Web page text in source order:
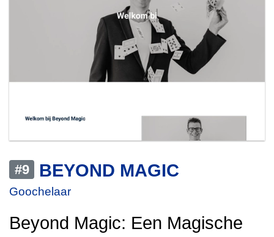
#9 BEYOND MAGIC
Goochelaar
Beyond Magic: Een Magische